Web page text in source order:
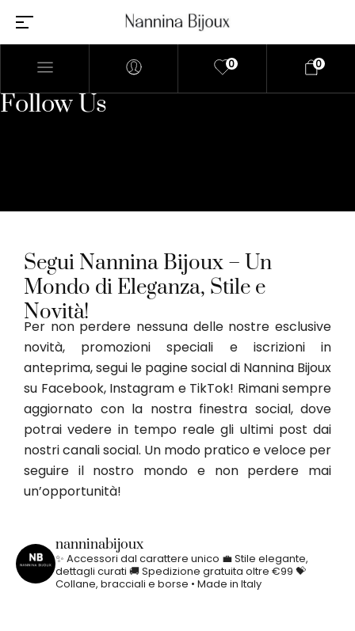
0 0
Follow Us
Segui Nannina Bijoux – Un
Mondo di Eleganza, Stile e
Novità!
Per non perdere nessuna delle nostre esclusive
novità, promozioni speciali e iscrizioni in
anteprima, segui le pagine social di Nannina Bijoux
su Facebook, Instagram e TikTok! Rimani sempre
aggiornato con la nostra finestra social, dove
potrai vedere in tempo reale gli ultimi post dai
nostri canali social. Un modo pratico e veloce per
seguire il nostro mondo e non perdere mai
un’opportunità!
nanninabijoux
✨ Accessori dal carattere unico 💼 Stile elegante,
dettagli curati 🚚 Spedizione gratuita oltre €99 💝
Collane, bracciali e borse • Made in Italy